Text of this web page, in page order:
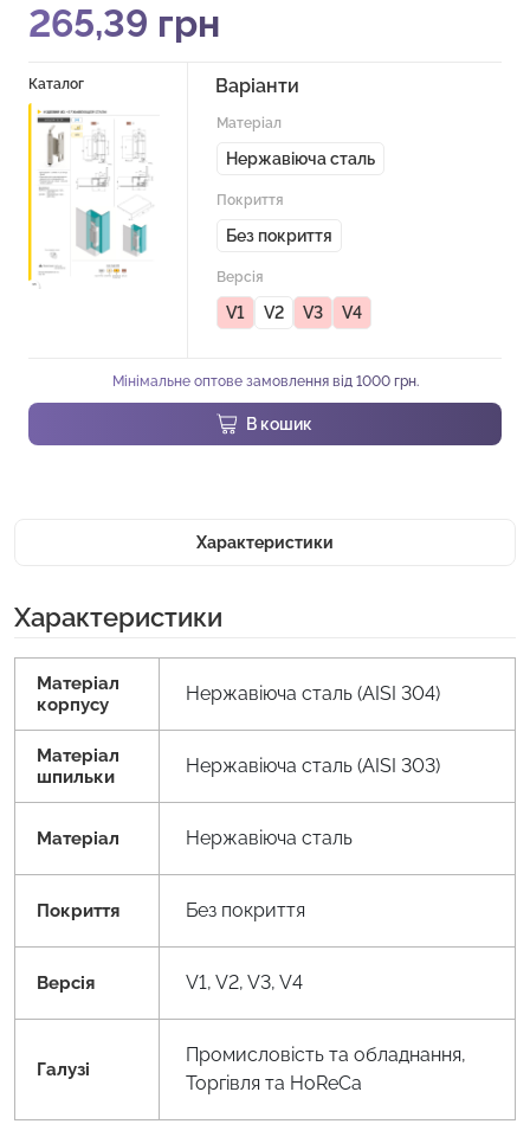
265,39 грн
Каталог Варіанти
Матеріал
Нержавіюча сталь
Покриття
Без покриття
Версія
V1 V2 V3 V4
Мінімальне оптове замовлення від 1000 грн.
В кошик
Характеристики
Характеристики
Матеріал
корпусу
Нержавіюча сталь (AISI 304)
Матеріал
шпильки
Нержавіюча сталь (AISI 303)
Матеріал Нержавіюча сталь
Покриття Без покриття
Версія V1, V2, V3, V4
Галузі
Промисловість та обладнання,
Торгівля та HoReCa